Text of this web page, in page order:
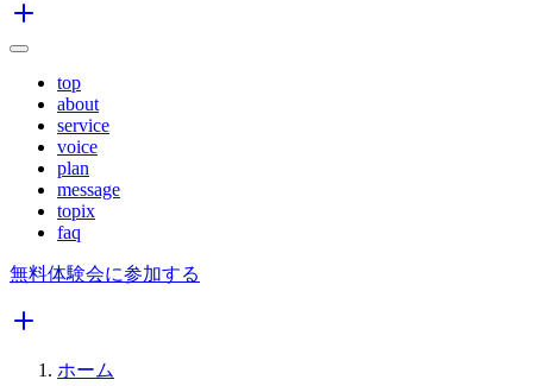
top
about
service
voice
plan
message
topix
faq
無料体験会に参加する
ホーム